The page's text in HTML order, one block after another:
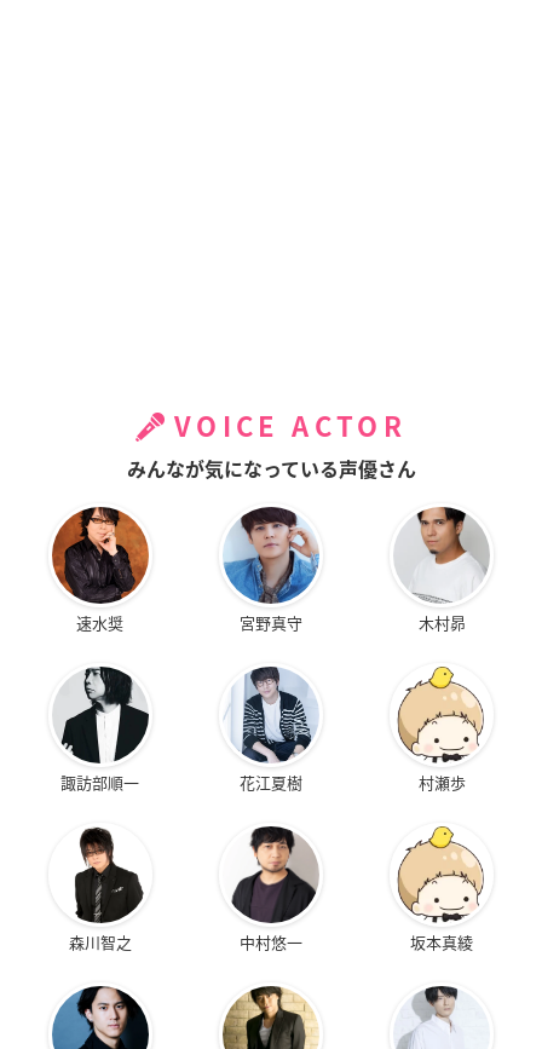
VOICE ACTOR
みんなが気になっている声優さん
速水奨 宮野真守 木村昴
諏訪部順一 花江夏樹 村瀬歩
森川智之 中村悠一 坂本真綾